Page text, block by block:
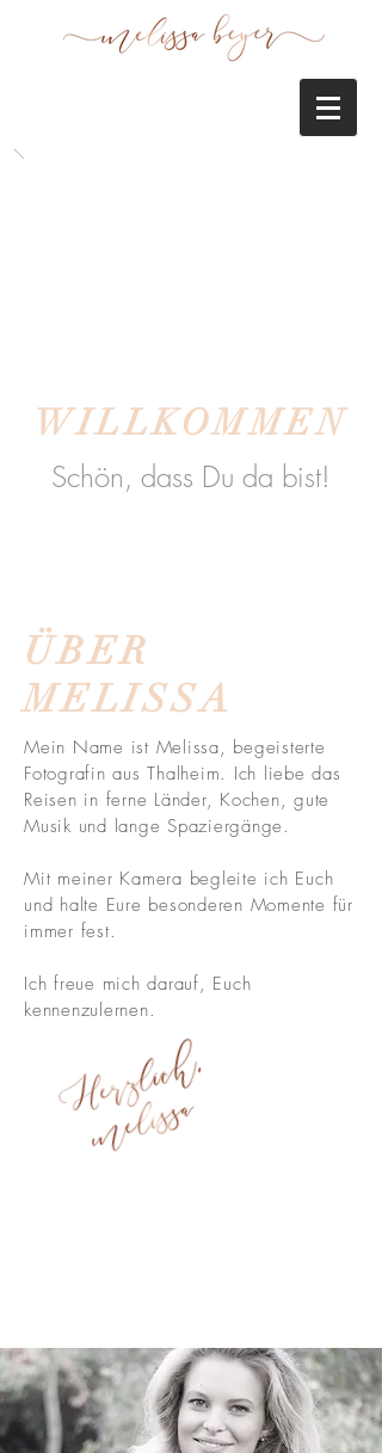
WILLKOMMEN
Schön, dass Du da bist!
ÜBER
MELISSA
Mein Name ist Melissa, begeisterte
Fotografin aus Thalheim. Ich liebe das
Reisen in ferne Länder, Kochen, gute
Musik und lange Spaziergänge.
Mit meiner Kamera begleite ich Euch
und halte Eure besonderen Momente für
immer fest.
Ich freue michdarauf, Euch
kennenzulernen.